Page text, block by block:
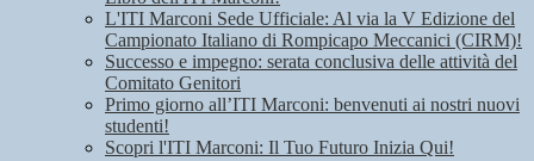
L'ITI Marconi Sede Ufficiale: Al via la V Edizione del
Campionato Italiano di Rompicapo Meccanici (CIRM)!
Successo e impegno: serata conclusiva delle attività del
Comitato Genitori
Primo giorno all’ITI Marconi: benvenuti ai nostri nuovi
studenti!
Scopri l'ITI Marconi: Il Tuo Futuro Inizia Qui!